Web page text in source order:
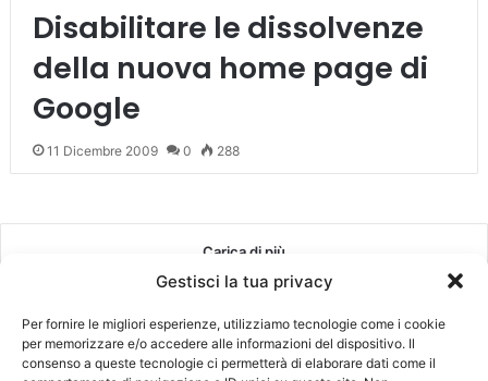
Gestisci la tua privacy
Per fornire le migliori esperienze, utilizziamo tecnologie come i cookie
per memorizzare e/o accedere alle informazioni del dispositivo. Il
consenso a queste tecnologie ci permetterà di elaborare dati come il
Disabilitare le dissolvenze
della nuova home page di
Google
11 Dicembre 2009 0 288
Carica di più
Recenti Più visitati Commenti